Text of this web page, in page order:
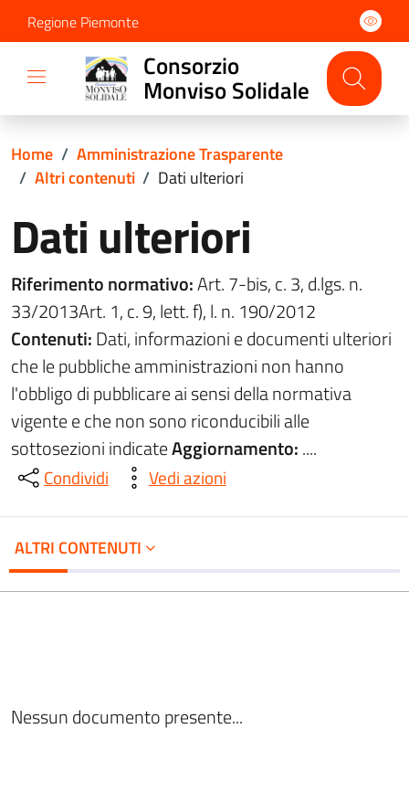
Regione Piemonte
Consorzio
Monviso Solidale
Home / Amministrazione Trasparente
/ Altri contenuti / Dati ulteriori
Dati ulteriori
Riferimento normativo:Art. 7-bis, c. 3, d.lgs. n.
33/2013Art. 1, c. 9, lett. f), l. n. 190/2012
Contenuti:Dati, informazioni e documenti ulteriori
che le pubbliche amministrazioni non hanno
l'obbligo di pubblicare ai sensi della normativa
vigente e che non sono riconducibili alle
sottosezioni indicateAggiornamento:....
Condividi Vedi azioni
ALTRI CONTENUTI
Nessun documento presente...